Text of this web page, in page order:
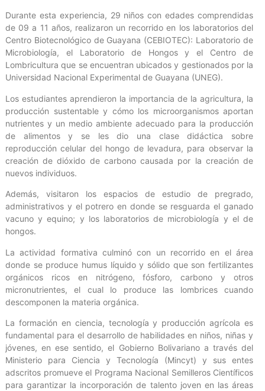
Durante esta experiencia, 29 niños con edades comprendidas
de 09 a 11 años, realizaron un recorrido en los laboratorios del
Centro Biotecnológico de Guayana (CEBIOTEC): Laboratorio de
Microbiología, el Laboratorio de Hongos y el Centro de
Lombricultura que se encuentran ubicados y gestionados por la
Universidad Nacional Experimental de Guayana (UNEG).
Los estudiantes aprendieron la importancia de la agricultura, la
producción sustentable y cómo los microorganismos aportan
nutrientes y un medio ambiente adecuado para la producción
de alimentos y se les dio una clase didáctica sobre
reproducción celular del hongo de levadura, para observar la
creación de dióxido de carbono causada por la creación de
nuevos individuos.
Además, visitaron los espacios de estudio de pregrado,
administrativos y el potrero en donde se resguarda el ganado
vacuno y equino; y los laboratorios de microbiología y el de
hongos.
La actividad formativa culminó con un recorrido en el área
donde se produce humus líquido y sólido que son fertilizantes
orgánicos ricos en nitrógeno, fósforo, carbono y otros
micronutrientes, el cual lo produce las lombrices cuando
descomponen la materia orgánica.
La formación en ciencia, tecnología y producción agrícola es
fundamental para el desarrollo de habilidades en niños, niñas y
jóvenes, en ese sentido, el Gobierno Bolivariano a través del
Ministerio para Ciencia y Tecnología (Mincyt) y sus entes
adscritos promueve el Programa Nacional Semilleros Científicos
para garantizar la incorporación de talento joven en las áreas